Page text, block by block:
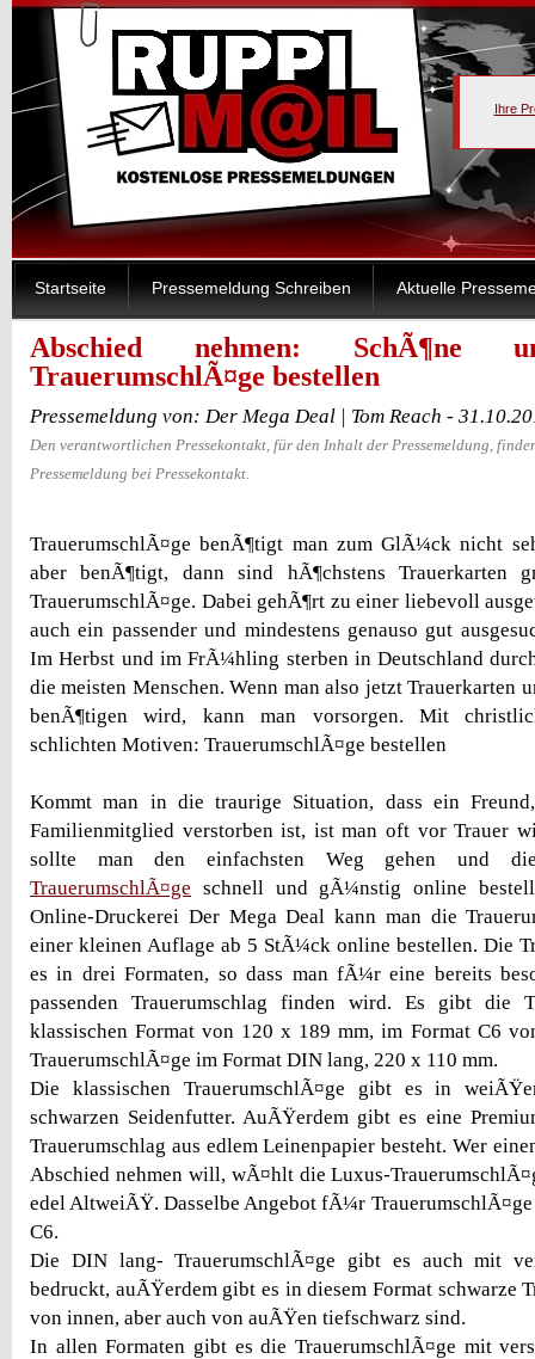
Ihre
Startseite Pressemeldung Schreiben Aktuelle
Abschied nehmen: SchÃ¶ne
TrauerumschlÃ¤ge bestellen
Pressemeldung von: Der Mega Deal | Tom Reach -
Den verantwortlichen Pressekontakt, für den Inhalt der Pressemeldung,
Pressemeldung bei Pressekontakt.
TrauerumschlÃ¤ge benÃ¶tigt man zum GlÃ¼ck nicht
aber benÃ¶tigt, dann sind hÃ¶chstens Trauerkarten
TrauerumschlÃ¤ge. Dabei gehÃ¶rt zu einer liebevoll
auch ein passender und mindestens genauso gut
Im Herbst und im FrÃ¼hling sterben in Deutschland
die meisten Menschen. Wenn man also jetzt Trauerkarten
benÃ¶tigen wird, kann man vorsorgen. Mit
schlichten Motiven: TrauerumschlÃ¤ge bestellen
Kommt man in die traurige Situation, dass ein
Familienmitglied verstorben ist, ist man oft vor Trauer
sollte man den einfachsten Weg gehen und
TrauerumschlÃ¤ge schnell und gÃ¼nstig online
Online-Druckerei Der Mega Deal kann man die
einer kleinen Auflage ab 5 StÃ¼ck online bestellen. Die
es in drei Formaten, so dass man fÃ¼r eine bereits
passenden Trauerumschlag finden wird. Es gibt die
klassischen Format von 120 x 189 mm, im Format C6
TrauerumschlÃ¤ge im Format DIN lang, 220 x 110 mm.
Die klassischen TrauerumschlÃ¤ge gibt es in
schwarzen Seidenfutter. AuÃŸerdem gibt es eine
Trauerumschlag aus edlem Leinenpapier besteht. Wer
Abschied nehmen will, wÃ¤hlt die Luxus-
edel AltweiÃŸ. Dasselbe Angebot fÃ¼r
C6.
Die DIN lang- TrauerumschlÃ¤ge gibt es auch mit
bedruckt, auÃŸerdem gibt es in diesem Format schwarze
von innen, aber auch von auÃŸen tiefschwarz sind.
In allen Formaten gibt es die TrauerumschlÃ¤ge mit